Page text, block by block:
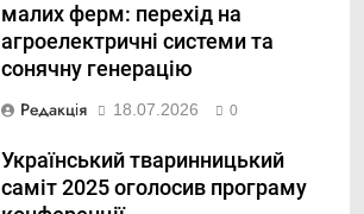
малих ферм: перехід на
агроелектричні системи та
сонячну генерацію
Редакція 18.07.2026 0
Український тваринницький
саміт 2025 оголосив програму